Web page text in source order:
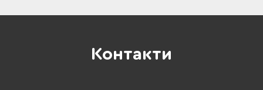
Контакти